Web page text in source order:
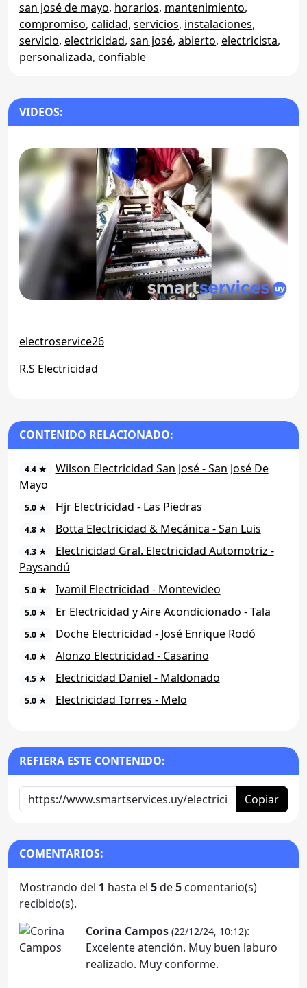
san josé de mayo, horarios, mantenimiento,
compromiso, calidad, servicios, instalaciones,
servicio, electricidad, san josé, abierto, electricista,
personalizada, confiable
VIDEOS:
electroservice26
R.S Electricidad
CONTENIDO RELACIONADO:
4.4 ★
Wilson Electricidad San José - San José De
Mayo
5.0 ★ Hjr Electricidad - Las Piedras
4.8 ★ Botta Electricidad & Mecánica - San Luis
4.3 ★
Electricidad Gral. Electricidad Automotriz -
Paysandú
5.0 ★ Ivamil Electricidad - Montevideo
5.0 ★ Er Electricidad y Aire Acondicionado - Tala
5.0 ★ Doche Electricidad - José Enrique Rodó
4.0 ★ Alonzo Electricidad - Casarino
4.5 ★ Electricidad Daniel - Maldonado
5.0 ★ Electricidad Torres - Melo
REFIERA ESTE CONTENIDO:
Copiar
COMENTARIOS:
Mostrando del 1 hasta el 5de5 comentario(s)
recibido(s).
Corina Campos (22/12/24, 10:12):
Excelente atención. Muy buen laburo
realizado. Muy conforme.